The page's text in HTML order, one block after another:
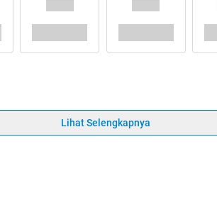
Lihat Selengkapnya